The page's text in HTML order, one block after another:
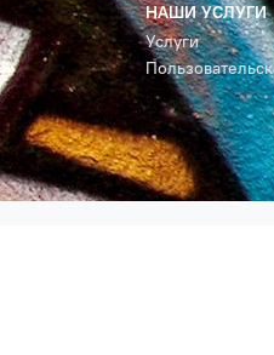
НАШИ УСЛУГИ
Услуги